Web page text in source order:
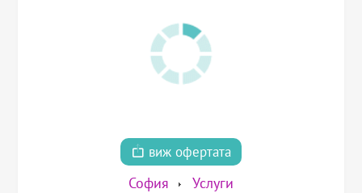
виж офертата
София Услуги